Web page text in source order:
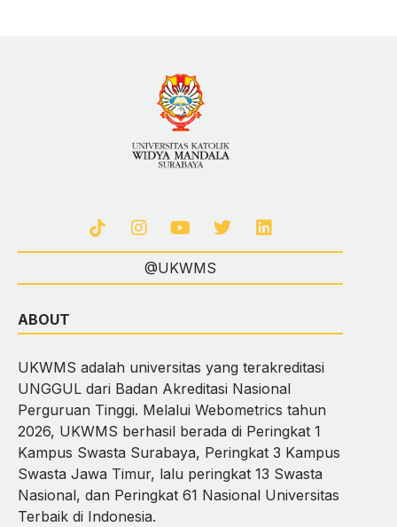
@UKWMS
ABOUT
UKWMS adalah universitas yang terakreditasi
UNGGUL dari Badan Akreditasi Nasional
Perguruan Tinggi. Melalui Webometrics tahun
2026, UKWMS berhasil berada di Peringkat 1
Kampus Swasta Surabaya, Peringkat 3 Kampus
Swasta Jawa Timur, lalu peringkat 13 Swasta
Nasional, dan Peringkat 61 Nasional Universitas
Terbaik di Indonesia.